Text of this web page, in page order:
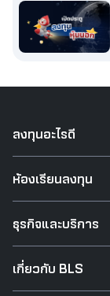
ลงทุนอะไรดี
ห้องเรียนลงทุน
ธุรกิจและบริการ
เกี่ยวกับ BLS